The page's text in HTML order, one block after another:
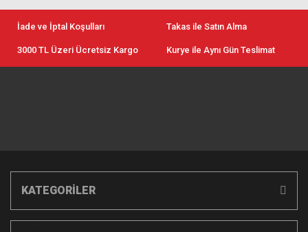
İade ve İptal Koşulları Takas ile Satın Alma
3000 TL Üzeri Ücretsiz Kargo Kurye ile Aynı Gün Teslimat
KATEGORİLER